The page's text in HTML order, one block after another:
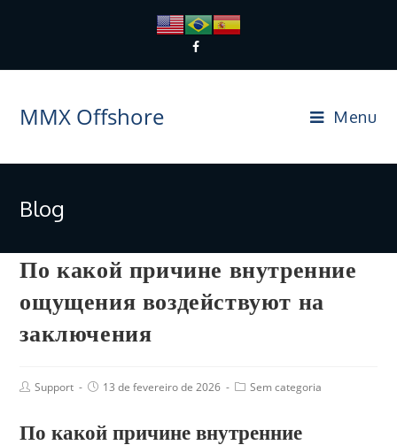
MMX Offshore Menu
Blog
По какой причине внутренние
ощущения воздействуют на
заключения
Support 13 de fevereiro de 2026 Sem categoria
По какой причине внутренние